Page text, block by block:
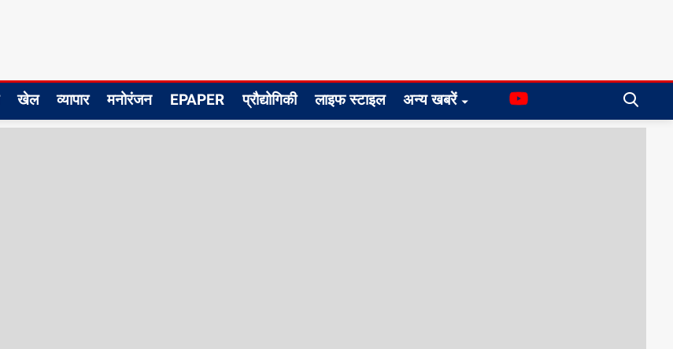
खेल व्यापार मनोरंजन EPAPER प्रौद्योगिकी लाइफ स्टाइल अन्य खबरें